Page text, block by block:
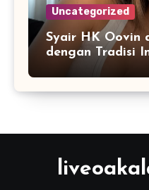
Uncategorized
Syair HK Oovin
dengan Tradisi